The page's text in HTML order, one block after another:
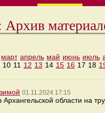
Архив
март апрель май июнь июль
10 11 12 13 14 15 16 17 18
01.11.2024 17:15
Архангельской области на